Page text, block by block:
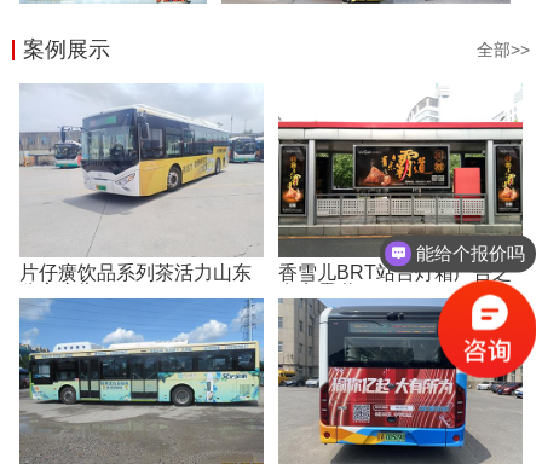
案例展示 全部>>
片仔癀饮品系列茶活力山东
香雪儿BRT站台灯箱广告之
能给个报价吗
客服微信是多少，我想要一份报价